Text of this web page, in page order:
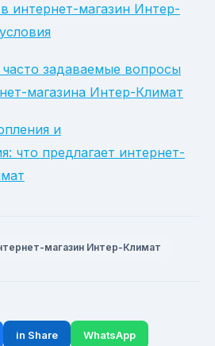
интернет-магазин Интер-
задаваемые вопросы
магазина Интер-Климат
и
что предлагает интернет-
магазин Интер-Климат
in Share WhatsApp